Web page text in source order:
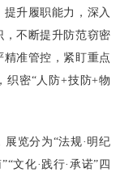
升履职能力，深入
不断提升防范窃密
准管控，紧盯重点
织密“人防+技防+物
览分为“法规·明纪
文化·践行·承诺”四